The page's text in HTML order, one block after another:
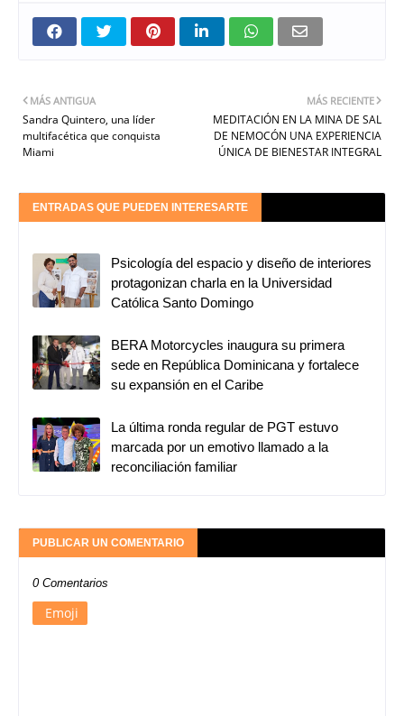
MÁS RECIENTE
MEDITACIÓN EN LA MINA DE SAL
DE NEMOCÓN UNA EXPERIENCIA
ÚNICA DE BIENESTAR INTEGRAL
MÁS ANTIGUA
Sandra Quintero, una líder
multifacética que conquista
Miami
ENTRADAS QUE PUEDEN INTERESARTE
Psicología del espacio y diseño de interiores
protagonizan charla en la Universidad
Católica Santo Domingo
BERA Motorcycles inaugura su primera
sede en República Dominicana y fortalece
su expansión en el Caribe
La última ronda regular de PGT estuvo
marcada por un emotivo llamado a la
reconciliación familiar
PUBLICAR UN COMENTARIO
0 Comentarios
Emoji